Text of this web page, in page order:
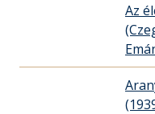
Az